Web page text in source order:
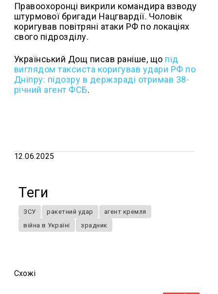
Правоохоронці викрили командира взводу
штурмової бригади Нацгвардії. Чоловік
коригував повітряні атаки РФ по локаціях
свого підрозділу.
Український Дощ писав раніше, що під
виглядом таксиста коригував удари РФ по
Дніпру: підозру в держзраді отримав 38-
річний агент ФСБ.
12.06.2025
Теги
ЗСУ ракетний удар
агент кремля
війна в Україні
зрадник
Схожi